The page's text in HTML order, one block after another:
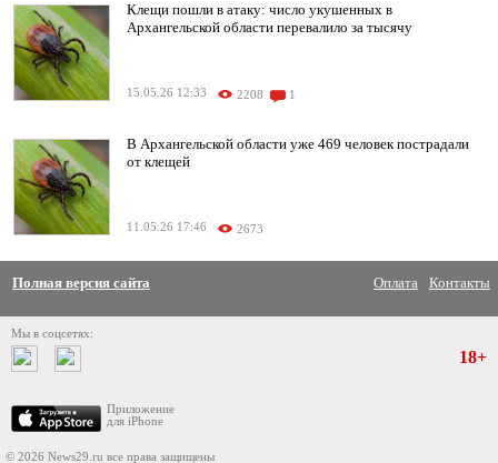
Клещи пошли в атаку: число укушенных в
Архангельской области перевалило за тысячу
15.05.26 12:33 2208 1
В Архангельской области уже 469 человек пострадали
от клещей
11.05.26 17:46 2673
Полная версия сайта Оплата Контакты
Мы в соцсетях:
Приложение
для iPhone
18+
© 2026 News29.ru все права защищены